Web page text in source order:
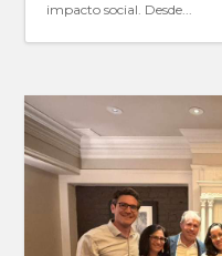
impacto social. Desde...